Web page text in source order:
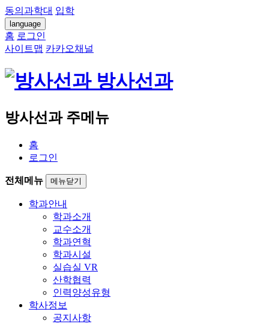
동의과학대 입학
language
홈 로그인
사이트맵 카카오채널
방사선과
방사선과 주메뉴
홈
로그인
전체메뉴 메뉴닫기
학과안내
학과소개
교수소개
학과연혁
학과시설
실습실 VR
산학협력
인력양성유형
학사정보
공지사항